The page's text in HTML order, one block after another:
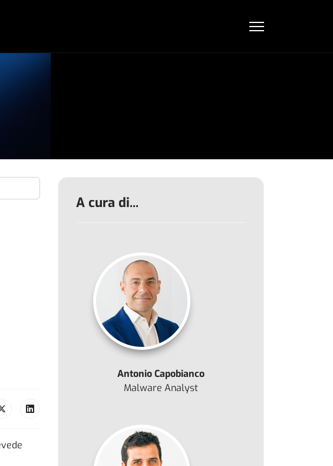
A cura di...
Antonio Capobianco
Malware Analyst